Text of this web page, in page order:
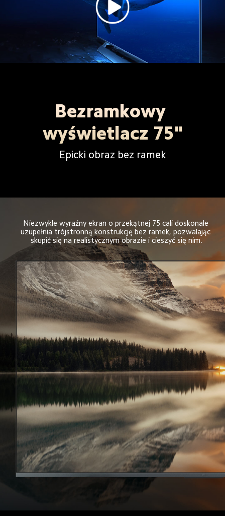
Bezramkowy
wyświetlacz 75"
Epicki obraz bez ramek
Niezwykle wyraźny ekran o przekątnej 75 cali doskonale
uzupełnia trójstronną konstrukcję bez ramek, pozwalając
skupić się na realistycznym obrazie i cieszyć się nim.